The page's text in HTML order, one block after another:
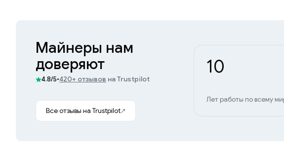
Майнеры нам
доверяют
4.8/5•420+ отзывов на Trustpilot
Все отзывы на Trustpilot
10
Лет работы по всему